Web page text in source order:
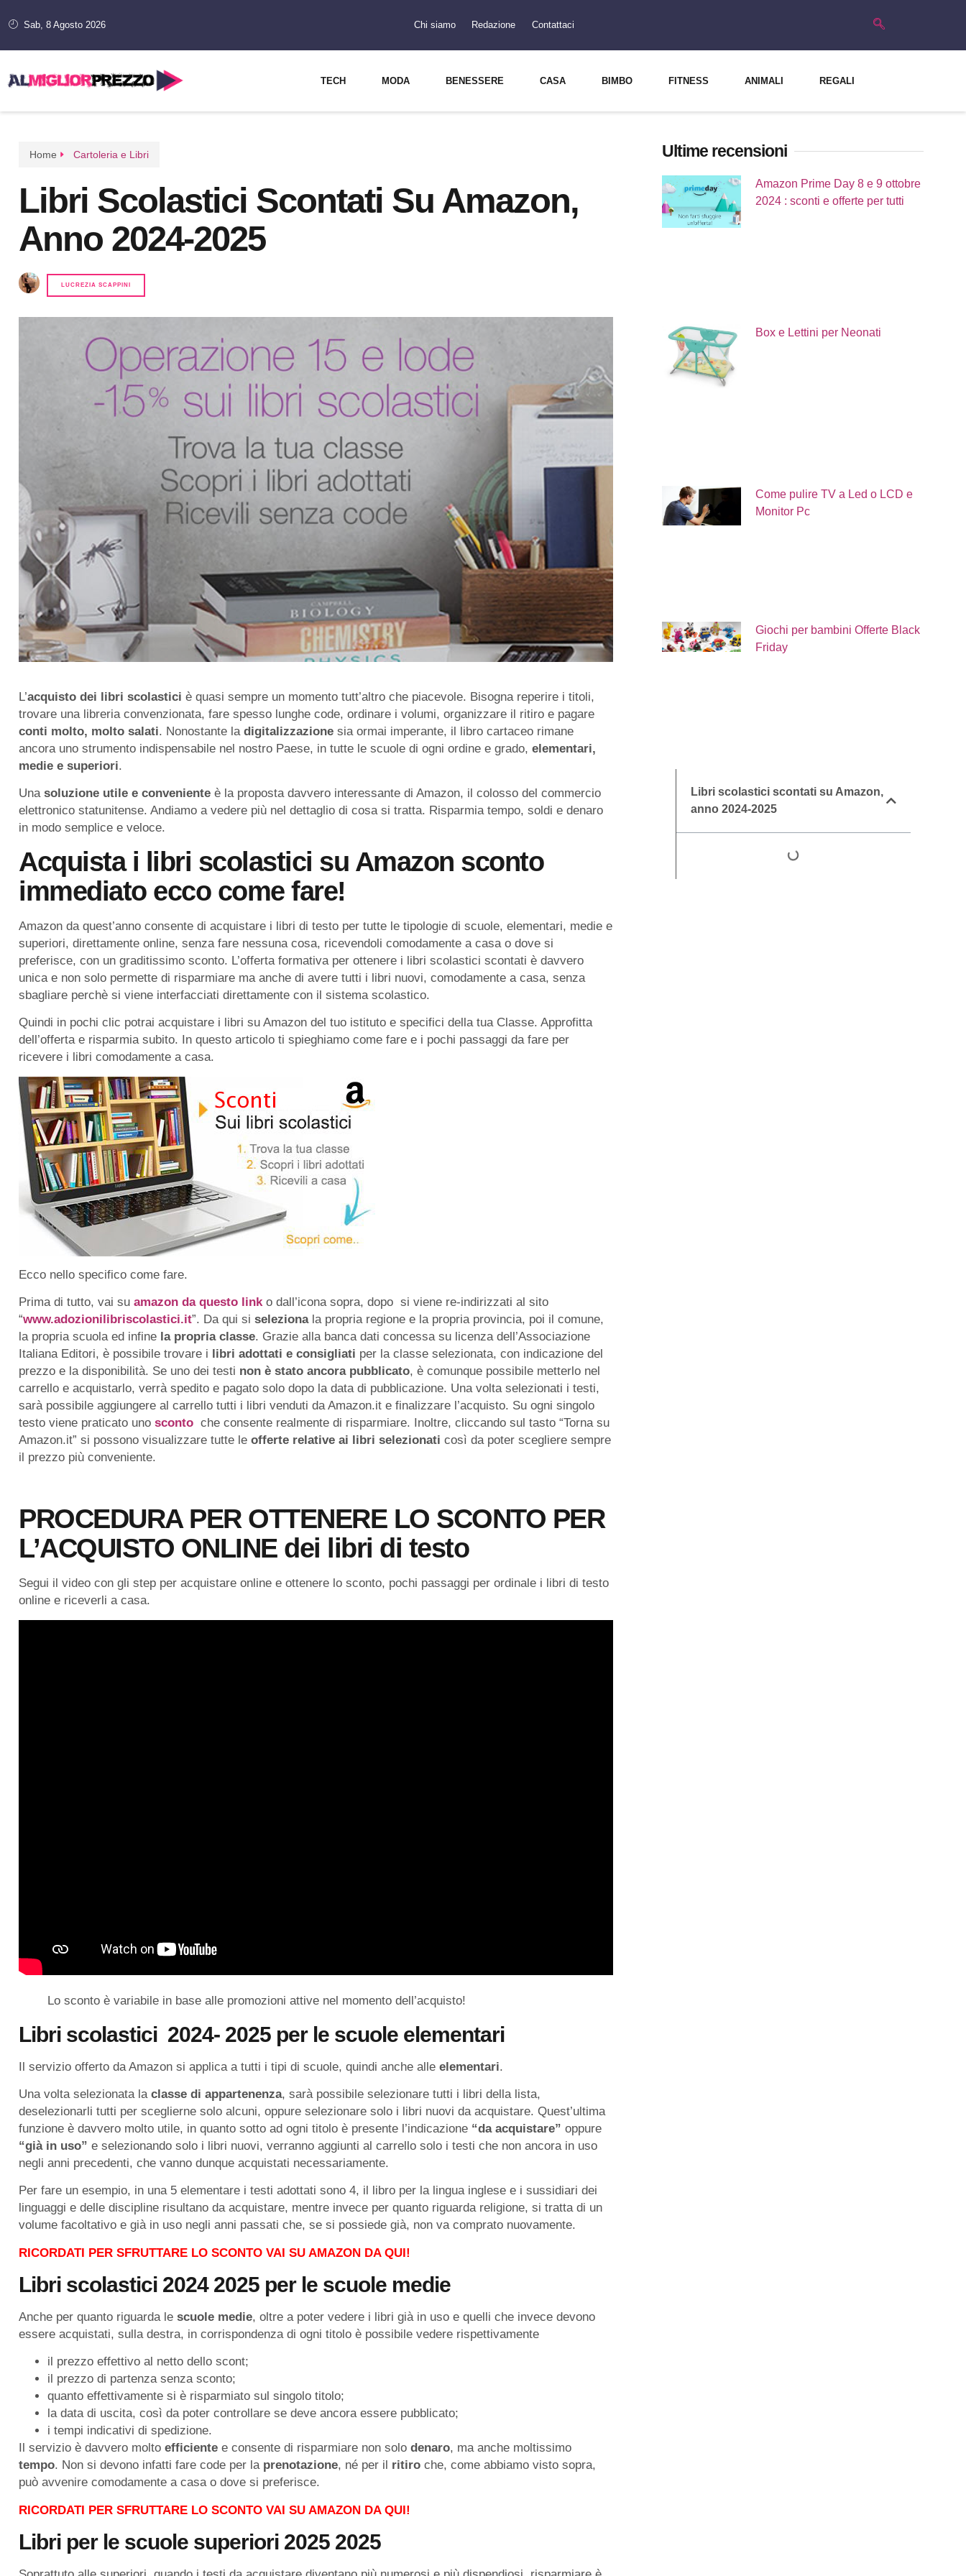
Sab, 8 Agosto 2026 Chi siamo Redazione Contattaci
TECH MODA BENESSERE CASA BIMBO FITNESS ANIMALI REGALI
Home Cartoleria e Libri
Libri Scolastici Scontati Su Amazon,
Anno 2024-2025
LUCREZIA SCAPPINI
L’acquisto dei libri scolastici è quasi sempre un momento tutt’altro che piacevole. Bisogna reperire i titoli,
trovare una libreria convenzionata, fare spesso lunghe code, ordinare i volumi, organizzare il ritiro e pagare
conti molto, molto salati. Nonostante la digitalizzazione sia ormai imperante, il libro cartaceo rimane
ancora uno strumento indispensabile nel nostro Paese, in tutte le scuole di ogni ordine e grado, elementari,
medie e superiori.
Una soluzione utile e conveniente è la proposta davvero interessante di Amazon, il colosso del commercio
elettronico statunitense. Andiamo a vedere più nel dettaglio di cosa si tratta. Risparmia tempo, soldi e denaro
in modo semplice e veloce.
Acquista i libri scolastici su Amazon sconto
immediato ecco come fare!
Amazon da quest’anno consente di acquistare i libri di testo per tutte le tipologie di scuole, elementari, medie e
superiori, direttamente online, senza fare nessuna cosa, ricevendoli comodamente a casa o dove si
preferisce, con un graditissimo sconto. L’offerta formativa per ottenere i libri scolastici scontati è davvero
unica e non solo permette di risparmiare ma anche di avere tutti i libri nuovi, comodamente a casa, senza
sbagliare perchè si viene interfacciati direttamente con il sistema scolastico.
Quindi in pochi clic potrai acquistare i libri su Amazon del tuo istituto e specifici della tua Classe. Approfitta
dell’offerta e risparmia subito. In questo articolo ti spieghiamo come fare e i pochi passaggi da fare per
ricevere i libri comodamente a casa.
Ecco nello specifico come fare.
Prima di tutto, vai su amazon da questo linko dall’icona sopra, dopo si viene re-indirizzati al sito
“www.adozionilibriscolastici.it”. Da qui si selezionala propria regione e la propria provincia, poi il comune,
la propria scuola ed infine la propria classe. Grazie alla banca dati concessa su licenza dell’Associazione
Italiana Editori, è possibile trovare i
libri adottati e consigliati per la classe selezionata, con indicazione del
prezzo e la disponibilità. Se uno dei testi non è stato ancora pubblicato, è comunque possibile metterlo nel
carrello e acquistarlo, verrà spedito e pagato solo dopo la data di pubblicazione. Una volta selezionati i testi,
sarà possibile aggiungere al carrello tutti i libri venduti da Amazon.it e finalizzare l’acquisto. Su ogni singolo
testo viene praticato uno sconto che consente realmente di risparmiare. Inoltre, cliccando sul tasto “Torna su
Amazon.it” si possono visualizzare tutte le offerte relative ai libri selezionati così da poter scegliere sempre
il prezzo più conveniente.
PROCEDURA PER OTTENERE LO SCONTO PER
L’ACQUISTO ONLINE dei libri di testo
Segui il video con gli step per acquistare online e ottenere lo sconto, pochi passaggi per ordinale i libri di testo
online e riceverli a casa.
Lo sconto è variabile in base alle promozioni attive nel momento dell’acquisto!
Libri scolastici 2024- 2025 per le scuole elementari
Il servizio offerto da Amazon si applica a tutti i tipi di scuole, quindi anche alle elementari.
Una volta selezionata la classe di appartenenza, sarà possibile selezionare tutti i libri della lista,
deselezionarli tutti per sceglierne solo alcuni, oppure selezionare solo i libri nuovi da acquistare. Quest’ultima
funzione è davvero molto utile, in quanto sotto ad ogni titolo è presente l’indicazione “da acquistare” oppure
“già in uso” e selezionando solo i libri nuovi, verranno aggiunti al carrello solo i testi che non ancora in uso
negli anni precedenti, che vanno dunque acquistati necessariamente.
Per fare un esempio, in una 5 elementare i testi adottati sono 4, il libro per la lingua inglese e i sussidiari dei
linguaggi e delle discipline risultano da acquistare, mentre invece per quanto riguarda religione, si tratta di un
volume facoltativo e già in uso negli anni passati che, se si possiede già, non va comprato nuovamente.
RICORDATI PER SFRUTTARE LO SCONTO VAI SU AMAZON DA QUI!
Libri scolastici 2024 2025 per le scuole medie
Anche per quanto riguarda le scuole medie, oltre a poter vedere i libri già in uso e quelli che invece devono
essere acquistati, sulla destra, in corrispondenza di ogni titolo è possibile vedere rispettivamente
il prezzo effettivo al netto dello scont;
il prezzo di partenza senza sconto;
quanto effettivamente si è risparmiato sul singolo titolo;
la data di uscita, così da poter controllare se deve ancora essere pubblicato;
i tempi indicativi di spedizione.
Il servizio è davvero molto efficiente e consente di risparmiare non solo denaro, ma anche moltissimo
tempo. Non si devono infatti fare code per la prenotazione, né per il ritiro che, come abbiamo visto sopra,
può avvenire comodamente a casa o dove si preferisce.
RICORDATI PER SFRUTTARE LO SCONTO VAI SU AMAZON DA QUI!
Libri per le scuole superiori 2025 2025
Ultime recensioni
Amazon Prime Day 8 e 9 ottobre
2024 : sconti e offerte per tutti
Box e Lettini per Neonati
Come pulire TV a Led o LCD e
Monitor Pc
Giochi per bambini Offerte Black
Friday
Libri scolastici scontati su Amazon,
anno 2024-2025